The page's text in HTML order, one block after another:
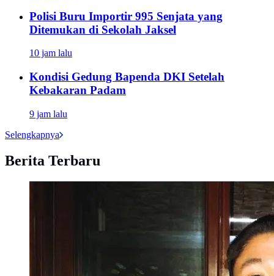
Polisi Buru Importir 995 Senjata yang
Ditemukan di Sekolah Jaksel
10 jam lalu
Kondisi Gedung Bapenda DKI Setelah
Kebakaran Padam
9 jam lalu
Selengkapnya
Berita Terbaru